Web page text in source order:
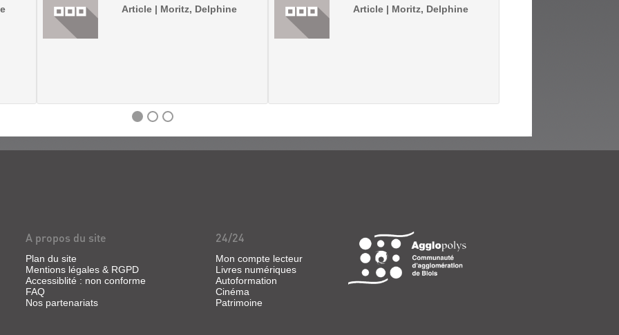
Article | Moritz, Delphine Article | Moritz, Delphine
A propos du site
Plan du site
Mentions légales & RGPD
Accessiblité : non conforme
FAQ
Nos partenariats
24/24
Mon compte lecteur
Livres numériques
Autoformation
Cinéma
Patrimoine